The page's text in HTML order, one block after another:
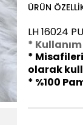
ÜRÜN
LH 16024
*
*
olarak
* %100